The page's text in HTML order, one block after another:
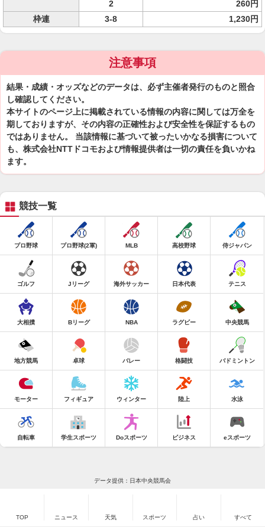
2
260円
枠連
3-8 1,230円
注意事項
結果・成績・オッズなどのデータは、必ず主催者発行のものと照合
し確認してください。
本サイトのページ上に掲載されている情報の内容に関しては万全を
期しておりますが、その内容の正確性および安全性を保証するもの
ではありません。 当該情報に基づいて被ったいかなる損害について
も、株式会社NTTドコモおよび情報提供者は一切の責任を負いかね
ます。
競技一覧
プロ野球 プロ野球(2軍) MLB 高校野球 侍ジャパン
ゴルフ Jリーグ 海外サッカー 日本代表 テニス
大相撲 Bリーグ NBA ラグビー 中央競馬
地方競馬 卓球 バレー 格闘技 バドミントン
モーター フィギュア ウィンター 陸上 水泳
自転車 学生スポーツ Doスポーツ ビジネス eスポーツ
データ提供：日本中央競馬会
TOP ニュース 天気 スポーツ 占い すべて